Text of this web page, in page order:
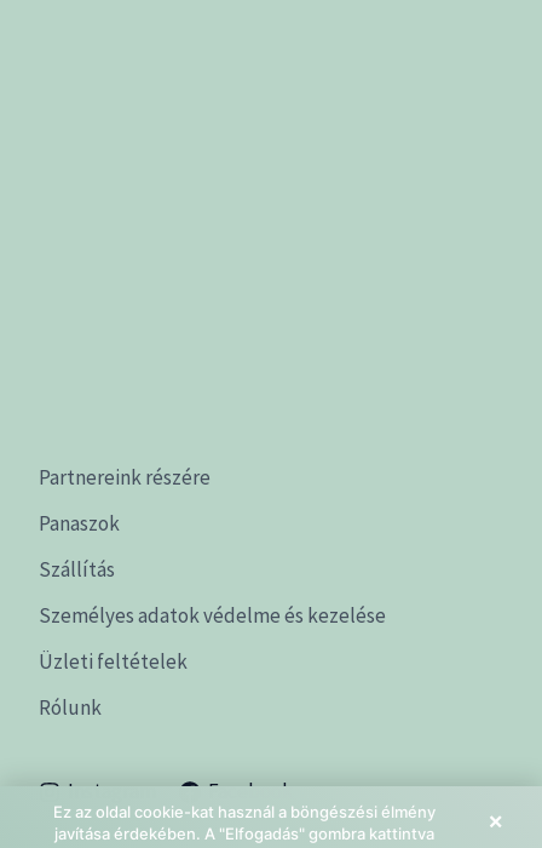
Partnereink részére
Panaszok
Szállítás
Személyes adatok védelme és kezelése
Üzleti feltételek
Rólunk
Instagram Facebook
Ez az oldal cookie-kat használ a böngészési élmény
javítása érdekében. A "Elfogadás" gombra kattintva
×